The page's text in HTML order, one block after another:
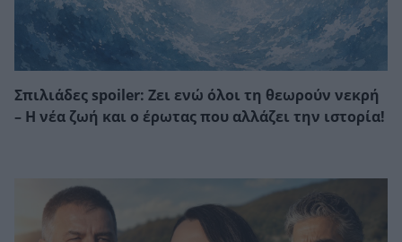
Σπιλιάδες spoiler: Ζει ενώ όλοι τη θεωρούν νεκρή
– Η νέα ζωή και ο έρωτας που αλλάζει την ιστορία!